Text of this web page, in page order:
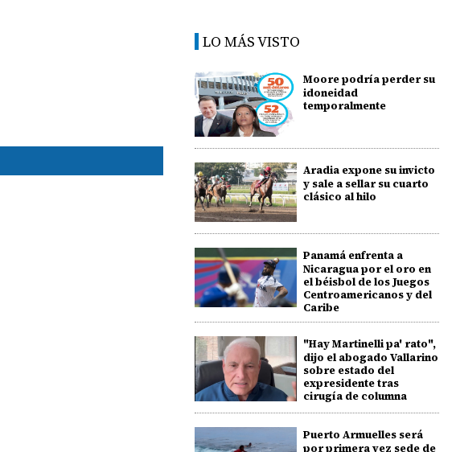
LO MÁS VISTO
Moore podría perder su
idoneidad
temporalmente
Aradia expone su invicto
y sale a sellar su cuarto
clásico al hilo
Panamá enfrenta a
Nicaragua por el oro en
el béisbol de los Juegos
Centroamericanos y del
Caribe
"Hay Martinelli pa' rato",
dijo el abogado Vallarino
sobre estado del
expresidente tras
cirugía de columna
Puerto Armuelles será
por primera vez sede de